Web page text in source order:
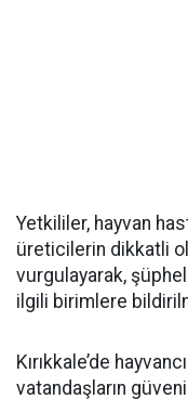
Yetkililer, hayvan
üreticilerin dikkatli
vurgulayarak,
ilgili birimlere
Kırıkkale’de
vatandaşların